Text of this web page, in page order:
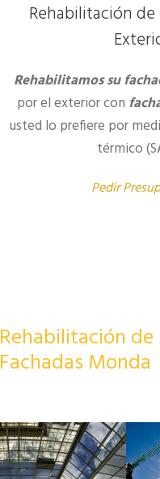
Rehabilitación de
Rehabilitamos su
por el exterior con
usted lo prefiere por
térmico
Pedir
Rehabilitación de
Fachadas Monda